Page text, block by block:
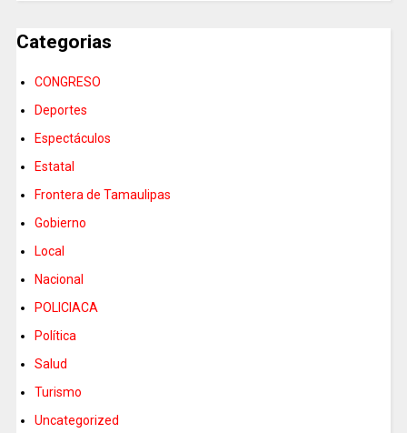
Categorias
CONGRESO
Deportes
Espectáculos
Estatal
Frontera de Tamaulipas
Gobierno
Local
Nacional
POLICIACA
Política
Salud
Turismo
Uncategorized